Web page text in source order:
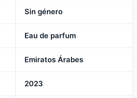
Sin género
Eau de parfum
Emiratos Árabes
2023